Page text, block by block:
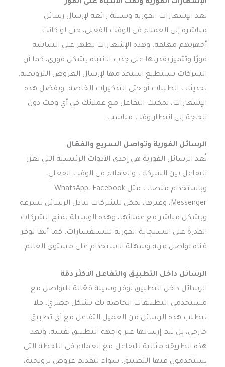
الإشعارات الفورية ولفت الانتباه على الفور
تعد الإشعارات الفورية وسيلة رائعة لإرسال رسائل
مباشرة إلى العملاء في الوقت الفعلي، حتى لو كانت
أجهزتهم مغلقة، وهذه الإشعارات تظهر على الشاشة
فورًا وتتميز بقدرتها على جذب الانتباه بشكل فوري، كما أن
الشركات تستطيع استخدامها لإرسال العروض الترويجية،
تحديثات الطلبات أو حتى التذكيرات الخاصة، وبفضل هذه
الإشعارات، يمكنك التفاعل مع عملائك في أي وقت دون
الحاجة إلى انتظار وقت مناسب.
الرسائل الفورية وتواصل السريع والفعّال
تُعد الرسائل الفورية هي إحدى الأدوات الرئيسية التي تعزز
التفاعل بين الشركات والعملاء في الوقت الفعلي،
وباستخدام منصات مثل WhatsApp، Facebook
Messenger، وغيرها، يمكن للشركات تبادل الرسائل بسرعة
وبشكل مباشر مع عملائها، وهذه الوسيلة تمنح الشركات
القدرة على الاستجابة الفورية للاستفسارات، كما أنها توفر
قناة تواصل مرنة وسهلة الاستخدام على مستوى العالم.
الرسائل داخل التطبيق والتفاعل الأكثر دقة
الرسائل داخل التطبيق توفر وسيلة فعّالة للتواصل مع
مستخدمي التطبيقات الخاصة بك بشكل حصري، فلا
تتطلب هذه الرسائل من العميل التفاعل مع أي تطبيق
خارجي، بل يتم إرسالها عبر واجهة التطبيق نفسه، وتعد
هذه الطريقة مثالية للتفاعل مع العملاء في اللحظة التي
يستخدمون فيها التطبيق، سواء لتقديم عروض ترويجية،